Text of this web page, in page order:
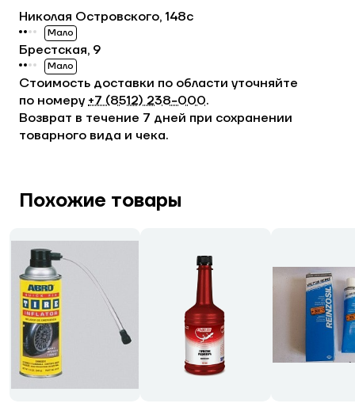
Стоимость доставки по области уточняйте
по номеру +7 (8512) 238−000.
Возврат в течение 7 дней при сохранении
товарного вида и чека.
Николая Островского, 148с
Мало
Брестская, 9
Мало
Похожие товары